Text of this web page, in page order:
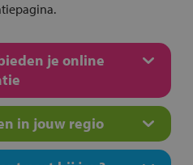
je online
in jouw regio